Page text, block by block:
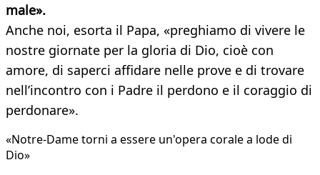
male».
Anche noi, esorta il Papa, «preghiamo di vivere le
nostre giornate per la gloria di Dio, cioè con
amore, di saperci affidare nelle prove e di trovare
nell’incontro con i Padre il perdono e il coraggio di
perdonare».
«Notre-Dame torni a essere un'opera corale a lode di
Dio»